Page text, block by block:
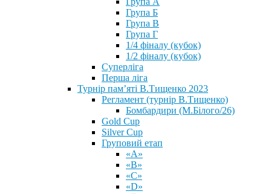
Група Б
Група В
Група Г
1/4 фіналу (кубок)
1/2 фіналу (кубок)
Суперліга
Перша ліга
Турнір пам’яті В.Тищенко 2023
Регламент (турнір В.Тищенко)
Бомбардири (М.Білого/26)
Gold Cup
Silver Cup
Груповий етап
«А»
«В»
«С»
«D»